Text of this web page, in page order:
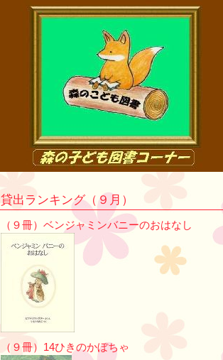
貸出ランキング（９月）
（９冊）ベンジャミンバニーのおはなし
（９冊）14ひきのかぼちゃ